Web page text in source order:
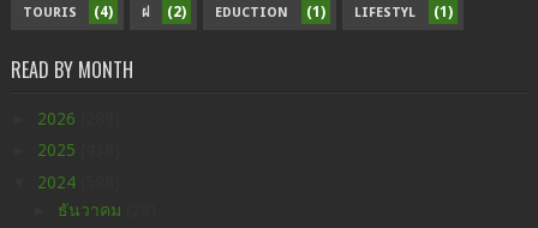
TOURIS (4) ฝ (2) EDUCTION (1) LIFESTYL (1)
READ BY MONTH
2026
2025
2024
ธันวาคม